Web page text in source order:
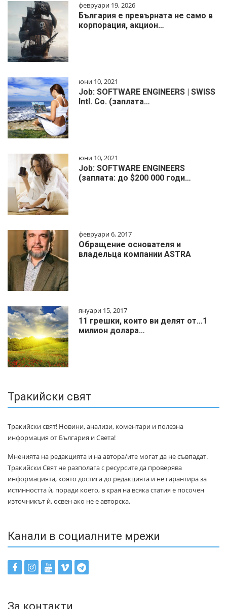
февруари 19, 2026
България е превърната не само в
корпорация, акцион…
юни 10, 2021
Job: SOFTWARE ENGINEERS | SWISS
Intl. Co. (заплата…
юни 10, 2021
Job: SOFTWARE ENGINEERS
(заплата: до $200 000 годи…
февруари 6, 2017
Обращение основателя и
владельца компании ASTRA
януари 15, 2017
11 грешки, които ви делят от…1
милиoн дoлapa…
Тракийски свят
Тракийски свят! Новини, анализи, коментари и полезна
информация от България и Света!
Мненията на редакцията и на автора/ите могат да не съвпадат.
Тракийски Свят не разполага с ресурсите да проверява
информацията, която достига до редакцията и не гарантира за
истинността ѝ, поради което, в края на всяка статия е посочен
източникът ѝ, освен ако не е авторска.
Канали в социалните мрежи
За контакти